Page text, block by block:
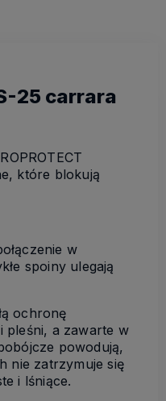
25 carrara
które blokują
w
spoiny ulegają
ochronę
pleśni, a zawarte w
powodują,
nie zatrzymuje się
i lśniące.